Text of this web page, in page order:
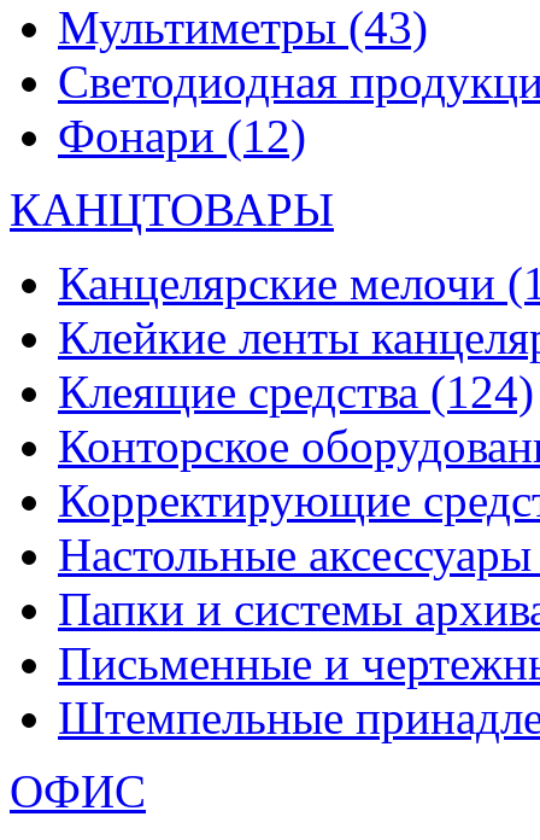
Мультиметры (43)
Светодиодная
Фонари (12)
КАНЦТОВАРЫ
Канцелярские мелочи
Клейкие ленты
Клеящие средства (124)
Конторское
Корректирующие
Настольные
Папки и системы
Письменные и
Штемпельные
ОФИС